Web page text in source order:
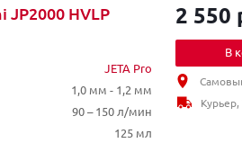
JP2000 HVLP
JETA Pro
1,0 мм - 1,2 мм
90 – 150 л/мин
125 мл
2 550
В